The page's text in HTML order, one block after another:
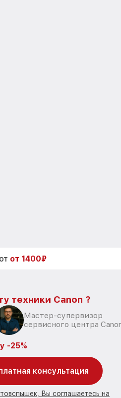
от 1400₽
техники Canon ?
Мастер-супервизор
сервисного центра
-25%
консультация
Вы соглашаетесь на